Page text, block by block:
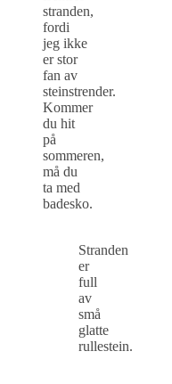
stranden,
fordi
jeg ikke
er stor
fan av
steinstrender.
Kommer
du hit
på
sommeren,
må du
ta med
badesko.
Stranden
er
full
av
små
glatte
rullestein.